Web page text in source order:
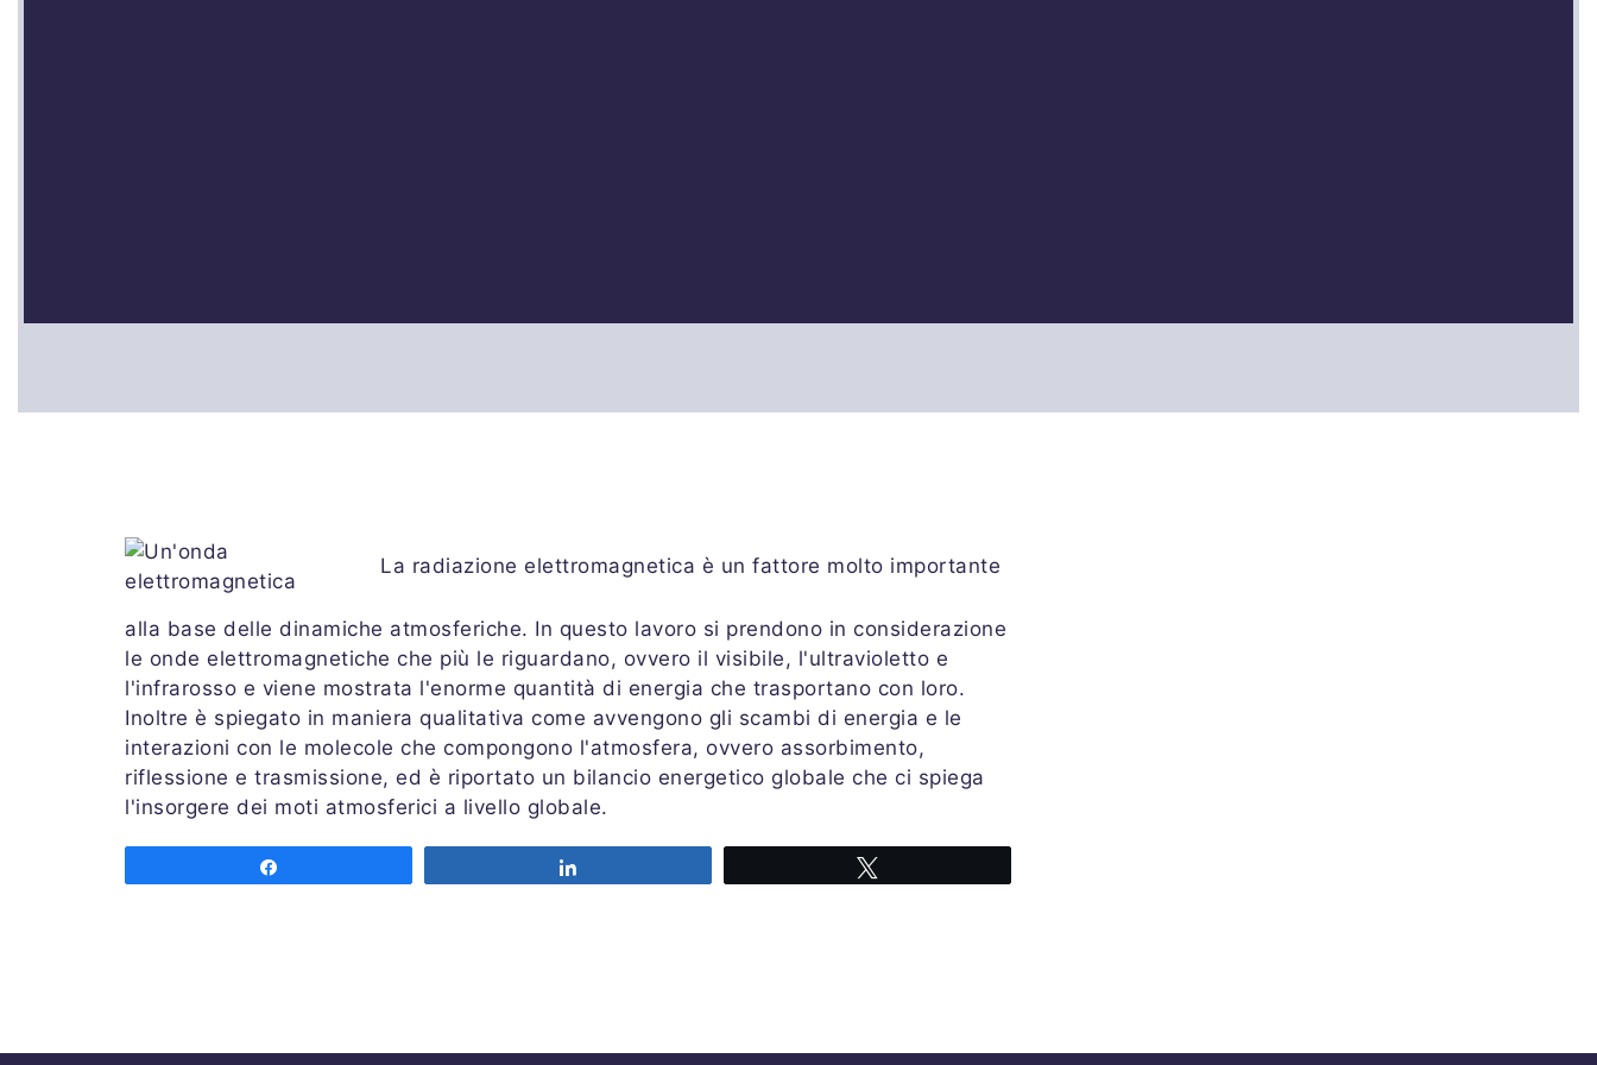
La radiazione elettromagnetica è un fattore molto importante
alla base delle dinamiche atmosferiche. In questo lavoro si prendono in considerazione
le onde elettromagnetiche che più le riguardano, ovvero il visibile, l'ultravioletto e
l'infrarosso e viene mostrata l'enorme quantità di energia che trasportano con loro.
Inoltre è spiegato in maniera qualitativa come avvengono gli scambi di energia e le
interazioni con le molecole che compongono l'atmosfera, ovvero assorbimento,
riflessione e trasmissione, ed è riportato un bilancio energetico globale che ci spiega
l'insorgere dei moti atmosferici a livello globale.